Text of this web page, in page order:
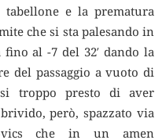
e la prematura
che si sta palesando in
al -7 del 32′ dando la
del passaggio a vuoto di
troppo presto di aver
però, spazzato via
che in un amen